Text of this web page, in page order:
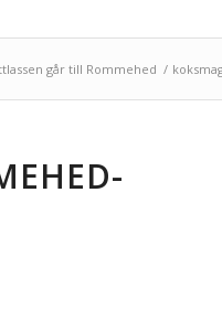
går till Rommehed /